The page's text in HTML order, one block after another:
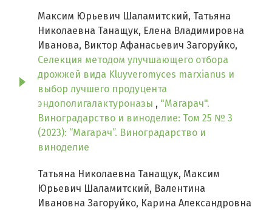
Максим Юрьевич Шаламитский, Татьяна
Николаевна Танащук, Елена Владимировна
Иванова, Виктор Афанасьевич Загоруйко,
Селекция методом улучшающего отбора
дрожжей вида Kluyveromyces marxianus и
выбор лучшего продуцента
эндополигалактуроназы , "Магарач".
Виноградарство и виноделие: Том 25 № 3
(2023): “Магарач”. Виноградарство и
виноделие
Татьяна Николаевна Танащук, Максим
Юрьевич Шаламитский, Валентина
Ивановна Загоруйко, Карина Александровна